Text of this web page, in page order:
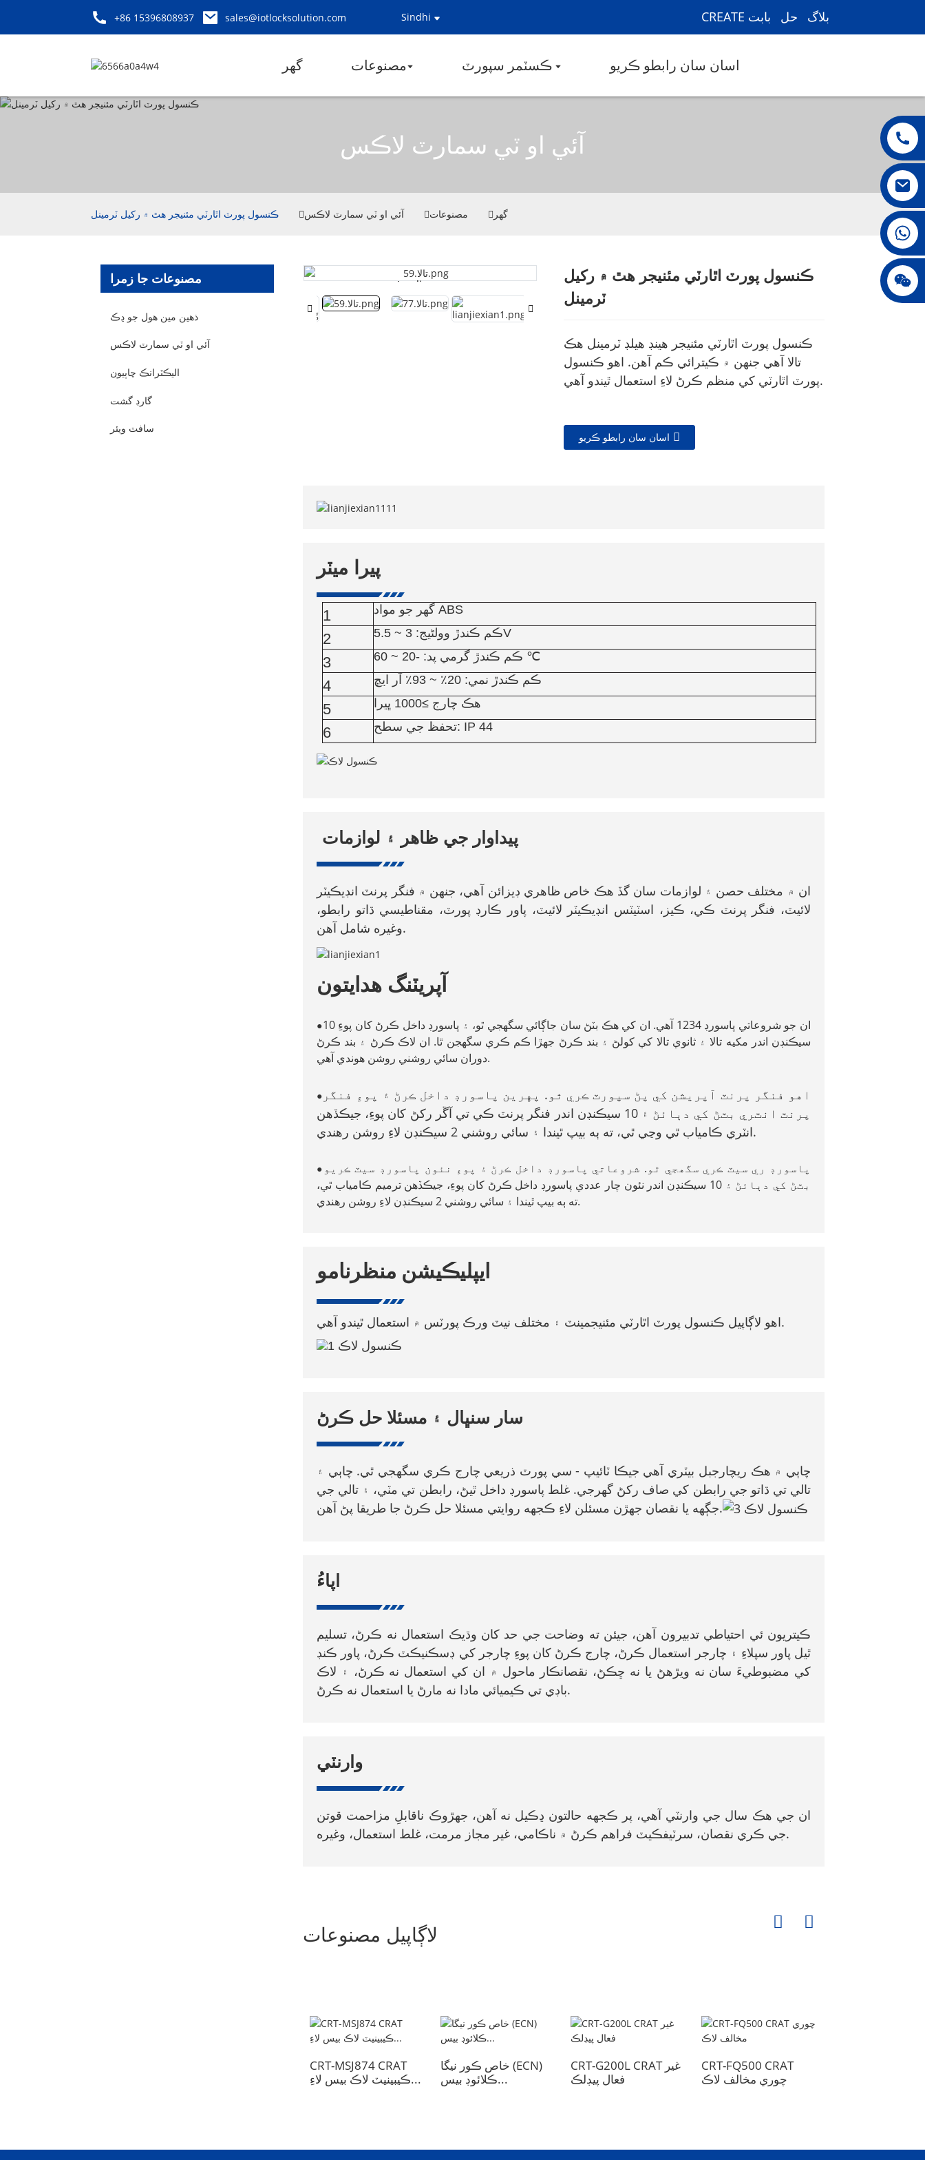
+86 15396808937 sales@iotlocksolution.com Sindhi CREATE بابت حل بلاگ
گھر مصنوعات ڪسٽمر سپورٽ اسان سان رابطو ڪريو
آئي او ٽي سمارٽ لاڪس
گھر مصنوعات آئي او ٽي سمارٽ لاڪس ڪنسول پورٽ اٿارٽي مئنيجر هٿ ۾ رکيل ٽرمينل
مصنوعات جا زمرا
ذهين مين هول جو ڍڪ
آئي او ٽي سمارٽ لاڪس
اليڪٽرانڪ چاٻيون
گارڊ گشت
سافٽ ويئر
Loading...
Loading... Loading...
Loading... Loading...
Loading... Loading...
Loading...
ڪنسول پورٽ اٿارٽي مئنيجر هٿ ۾ رکيل
ٽرمينل
ڪنسول پورٽ اٿارٽي مئنيجر هينڊ هيلڊ ٽرمينل هڪ
تالا آهي جنهن ۾ ڪيترائي ڪم آهن. اهو ڪنسول
پورٽ اٿارٽي کي منظم ڪرڻ لاءِ استعمال ٿيندو آهي.
اسان سان رابطو ڪريو
پيرا ميٽر
1 گھر جو مواد ABS
2 ڪم ڪندڙ وولٹیج: 3 ~ 5.5V
3 ڪم ڪندڙ گرمي پد: -20 ~ 60 ℃
4 ڪم ڪندڙ نمي: 20٪ ~ 93٪ آر ايڇ
5 هڪ چارج ≥1000 ڀيرا
6 تحفظ جي سطح: IP 44
پيداوار جي ظاهر ۽ لوازمات
ان ۾ مختلف حصن ۽ لوازمات سان گڏ هڪ خاص ظاهري ڊيزائن آهي، جنهن ۾ فنگر پرنٽ انڊيڪيٽر
لائيٽ، فنگر پرنٽ ڪي، ڪيز، اسٽيٽس انڊيڪيٽر لائيٽ، پاور ڪارڊ پورٽ، مقناطيسي ڌاتو رابطو،
وغيره شامل آهن.
آپريٽنگ هدايتون
●ان جو شروعاتي پاسورڊ 1234 آهي. ان کي هڪ بٽڻ سان جاڳائي سگهجي ٿو، ۽ پاسورڊ داخل ڪرڻ کان پوءِ 10
سيڪنڊن اندر مکيه تالا ۽ ثانوي تالا کي کولڻ ۽ بند ڪرڻ جهڙا ڪم ڪري سگهجن ٿا. ان لاڪ ڪرڻ ۽ بند ڪرڻ
دوران سائي روشني روشن هوندي آهي.
● اهو فنگر پرنٽ آپريشن کي پڻ سپورٽ ڪري ٿو. پهرين پاسورڊ داخل ڪرڻ ۽ پوءِ فنگر
پرنٽ انٽري بٽڻ کي دٻائڻ ۽ 10 سيڪنڊن اندر فنگر پرنٽ ڪي تي آڱر رکڻ کان پوءِ، جيڪڏهن
انٽري ڪامياب ٿي وڃي ٿي، ته ٻه بيپ ٿيندا ۽ سائي روشني 2 سيڪنڊن لاءِ روشن رهندي.
● پاسورڊ ري سيٽ ڪري سگھجي ٿو. شروعاتي پاسورڊ داخل ڪرڻ ۽ پوءِ نئون پاسورڊ سيٽ ڪريو
بٽڻ کي دٻائڻ ۽ 10 سيڪنڊن اندر نئون چار عددي پاسورڊ داخل ڪرڻ کان پوءِ، جيڪڏهن ترميم ڪامياب ٿي،
ته ٻه بيپ ٿيندا ۽ سائي روشني 2 سيڪنڊن لاءِ روشن رهندي.
ايپليڪيشن منظرنامو
اهو لاڳاپيل ڪنسول پورٽ اٿارٽي مئنيجمينٽ ۽ مختلف نيٽ ورڪ پورٽس ۾ استعمال ٿيندو آهي.
سار سنڀال ۽ مسئلا حل ڪرڻ
چاٻي ۾ هڪ ريچارجبل بيٽري آهي جيڪا ٽائيپ - سي پورٽ ذريعي چارج ڪري سگهجي ٿي. چاٻي ۽
تالي تي ڌاتو جي رابطن کي صاف رکڻ گهرجي. غلط پاسورڊ داخل ٿيڻ، رابطن تي مٽي، ۽ تالي جي
جڳهه يا نقصان جهڙن مسئلن لاءِ ڪجهه روايتي مسئلا حل ڪرڻ جا طريقا پڻ آهن.
اپاءُ
ڪيتريون ئي احتياطي تدبيرون آهن، جيئن ته وضاحت جي حد کان وڌيڪ استعمال نه ڪرڻ، تسليم
ٿيل پاور سپلاءِ ۽ چارجر استعمال ڪرڻ، چارج ڪرڻ کان پوءِ چارجر کي ڊسڪنيڪٽ ڪرڻ، پاور ڪنڊ
کي مضبوطيءَ سان نه ويڙهڻ يا نه ڇڪڻ، نقصانڪار ماحول ۾ ان کي استعمال نه ڪرڻ، ۽ لاڪ
باڊي تي ڪيميائي مادا نه مارڻ يا استعمال نه ڪرڻ.
وارنٽي
ان جي هڪ سال جي وارنٽي آهي، پر ڪجهه حالتون ڍڪيل نه آهن، جهڙوڪ ناقابلِ مزاحمت قوتن
جي ڪري نقصان، سرٽيفڪيٽ فراهم ڪرڻ ۾ ناڪامي، غير مجاز مرمت، غلط استعمال، وغيره.
لاڳاپيل مصنوعات
CRT-MSJ874 CRAT
ڪيبينيٽ لاڪ بيس لاءِ...
خاص ڪور نيگا (ECN)
ڪلائوڊ بيس...
CRT-G200L CRAT غير
فعال پيڊلڪ
CRT-FQ500 CRAT
چوري مخالف لاڪ